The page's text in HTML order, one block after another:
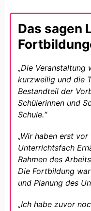
Das sagen
„Die Veranstaltung
kurzweilig und die
Bestandteil der
Schülerinnen und
Schule.“
„Wir haben erst
Unterrichtsfach
Rahmen des
Die Fortbildung
und Planung des
„Ich habe zuvor